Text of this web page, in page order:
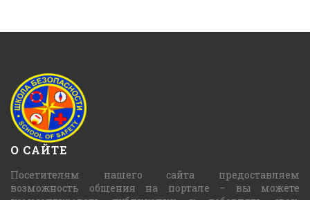
О САЙТЕ
Посетителям нашего сайта предоставляем
возможность общения на портале – вы можете